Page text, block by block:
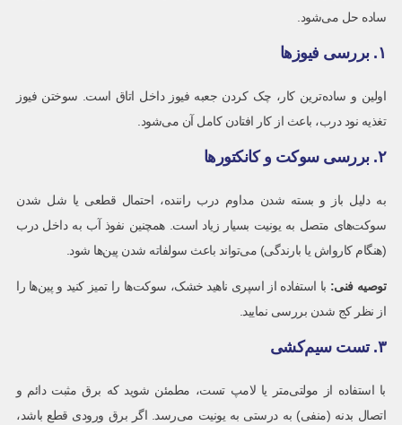
ساده حل می‌شود.
۱. بررسی فیوزها
اولین و ساده‌ترین کار، چک کردن جعبه فیوز داخل اتاق است. سوختن فیوز
تغذیه نود درب، باعث از کار افتادن کامل آن می‌شود.
۲. بررسی سوکت و کانکتورها
به دلیل باز و بسته شدن مداوم درب راننده، احتمال قطعی یا شل شدن
سوکت‌های متصل به یونیت بسیار زیاد است. همچنین نفوذ آب به داخل درب
(هنگام کارواش یا بارندگی) می‌تواند باعث سولفاته شدن پین‌ها شود.
توصیه فنی: با استفاده از اسپری ناهید خشک، سوکت‌ها را تمیز کنید و پین‌ها را
از نظر کج شدن بررسی نمایید.
۳. تست سیم‌کشی
با استفاده از مولتی‌متر یا لامپ تست، مطمئن شوید که برق مثبت دائم و
اتصال بدنه (منفی) به درستی به یونیت می‌رسد. اگر برق ورودی قطع باشد،